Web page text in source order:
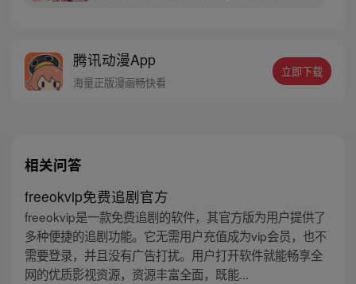
腾讯动漫App
海量正版漫画畅快看
立即下载
相关问答
freeokvip免费追剧官方
freeokvip是一款免费追剧的软件，其官方版为用户提供了
多种便捷的追剧功能。它无需用户充值成为vip会员，也不
需要登录，并且没有广告打扰。用户打开软件就能畅享全
网的优质影视资源，资源丰富全面，既能...